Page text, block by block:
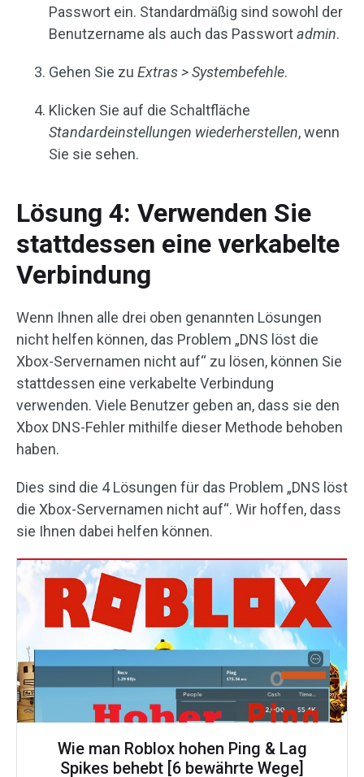
Passwort ein. Standardmäßig sind sowohl der
Benutzername als auch das Passwortadmin.
Gehen Sie zu Extras > Systembefehle.
Klicken Sie auf die Schaltfläche
Standardeinstellungen wiederherstellen, wenn
Sie sie sehen.
Lösung 4: Verwenden Sie
stattdessen eine verkabelte
Verbindung
Wenn Ihnen alle drei oben genannten Lösungen
nicht helfen können, das Problem „DNS löst die
Xbox-Servernamen nicht auf“ zu lösen, können Sie
stattdessen eine verkabelte Verbindung
verwenden. Viele Benutzer geben an, dass sie den
Xbox DNS-Fehler mithilfe dieser Methode behoben
haben.
Dies sind die 4 Lösungen für das Problem „DNS löst
die Xbox-Servernamen nicht auf“. Wir hoffen, dass
sie Ihnen dabei helfen können.
Wie man Roblox hohen Ping & Lag
Spikes behebt [6 bewährte Wege]